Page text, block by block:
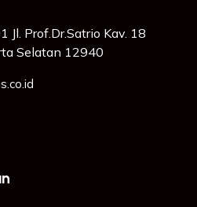
Jl. Prof.Dr.Satrio Kav. 18
Selatan 12940